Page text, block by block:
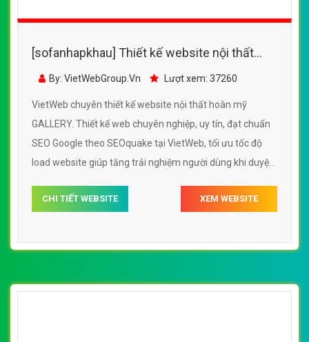
[sofanhapkhau] Thiết kế website nội thất
hoàn mỹ GALLERY đẹp SEO nhanh hiệu quả
By: VietWebGroup.Vn Lượt xem: 37260
VietWeb chuyên thiết kế website nội thất hoàn mỹ
GALLERY. Thiết kế web chuyên nghiệp, uy tín, đạt chuẩn
SEO Google theo SEOquake tại VietWeb, tối ưu tốc độ
load website giúp tăng trải nghiệm người dùng khi duyệt
CHI TIẾT WEBSITE XEM WEBSITE